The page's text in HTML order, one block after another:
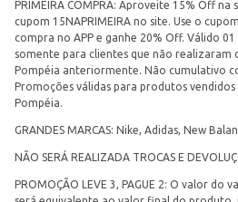
PRIMEIRA COMPRA: Aproveite 15% Off
cupom 15NAPRIMEIRA no site. Use o
compra no APP e ganhe 20% Off. Válido
somente para clientes que não realizaram
Pompéia anteriormente. Não cumulativo
Promoções válidas para produtos
Pompéia.
GRANDES MARCAS: Nike, Adidas, New
NÃO SERÁ REALIZADA TROCAS E
PROMOÇÃO LEVE 3, PAGUE 2: O valor do